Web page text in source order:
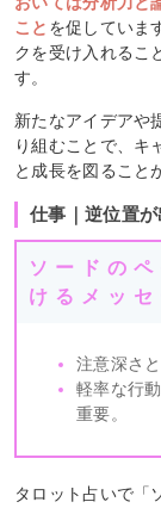
こと を促していま
クを受け入れるこ
す。
新たなアイデアや
り組むことで、キ
と成長を図ること
仕事｜逆位置
ソードの
けるメッセ
注意深さ
軽率な行
重要。
タロット占いで「